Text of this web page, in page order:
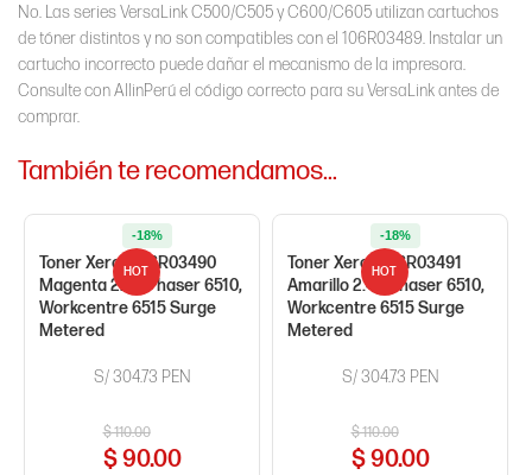
No. Las series VersaLink C500/C505 y C600/C605 utilizan cartuchos
de tóner distintos y no son compatibles con el 106R03489. Instalar un
cartucho incorrecto puede dañar el mecanismo de la impresora.
Consulte con AllinPerú el código correcto para su VersaLink antes de
comprar.
También te recomendamos…
Toner Xerox 106R03490
Magenta 2.4K Phaser 6510,
Workcentre 6515 Surge
Metered
$110.00
$90.00
-18%
HOT
S/ 304.73 PEN
Toner Xerox 106R03491
Amarillo 2.4K Phaser 6510,
Workcentre 6515 Surge
Metered
$110.00
$90.00
-18%
HOT
S/ 304.73 PEN